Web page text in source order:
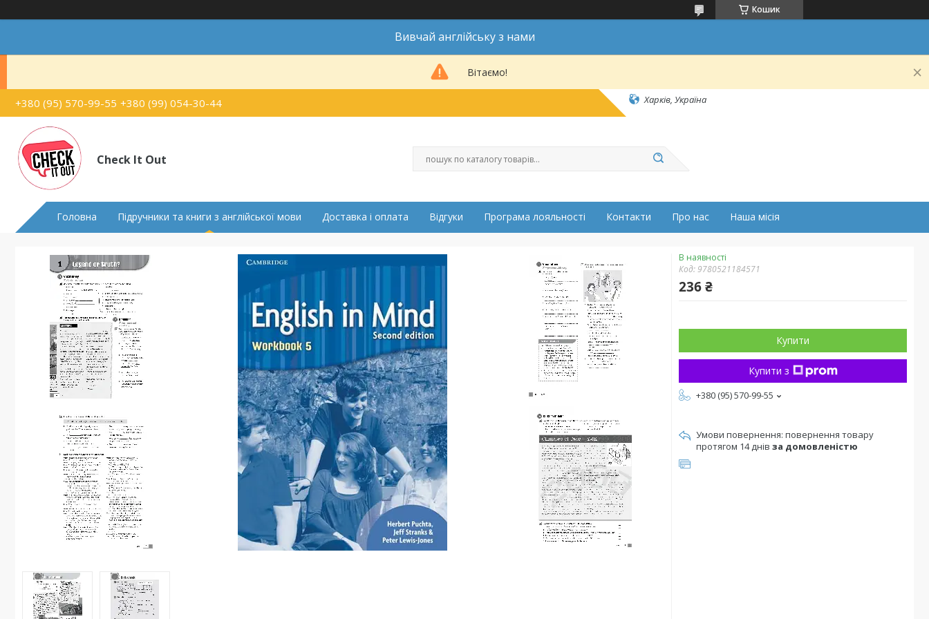
Кошик
Вивчай англійську з нами
Вітаємо!
+380 (95) 570-99-55 +380 (99) 054-30-44 Харків, Україна
Check It Out
Головна Підручники та книги з англійської мови Доставка і оплата Відгуки Програма лояльності Контакти Про нас Наша місія
В наявності
Код:9780521184571
236 ₴
Купити
Купити з
+380 (95) 570-99-55
повернення товару
протягом 14 днів за домовленістю